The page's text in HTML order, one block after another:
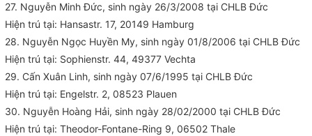
27. Nguyễn Minh Đức, sinh ngày 26/3/2008 tại CHLB Đức
Hiện trú tại: Hansastr. 17, 20149 Hamburg
28. Nguyễn Ngọc Huyền My, sinh ngày 01/8/2006 tại CHLB Đức
Hiện trú tại: Sophienstr. 44, 49377 Vechta
29. Cấn Xuân Linh, sinh ngày 07/6/1995 tại CHLB Đức
Hiện trú tại: Engelstr. 2, 08523 Plauen
30. Nguyễn Hoàng Hải, sinh ngày 28/02/2000 tại CHLB Đức
Hiện trú tại: Theodor-Fontane-Ring 9, 06502 Thale